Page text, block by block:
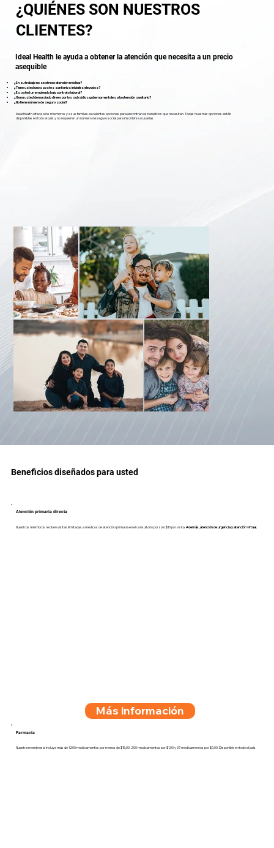
¿QUIÉNES SON NUESTROS
CLIENTES?
Ideal Health le ayuda a obtener la atención que necesita a un precio
asequible
¿En su trabajo no se ofrece atención médica?
¿Tiene usted unos costes sanitarios iniciales elevados?
¿Es usted un empleado bajo contrato laboral?
¿Gana usted demasiado dinero por los subsidios gubernamentales a la atención sanitaria?
¿No tiene número de seguro social?
Ideal Health ofrece a los miembros y a sus familias excelentes opciones para encontrar los beneficios que necesitan. Todas nuestras opciones están
disponibles en todo el país y no requieren un número de seguro social para inscribirse o usarlas.
Beneficios diseñados para usted
Atención primaria directa
Nuestros miembros reciben visitas ilimitadas a médicos de atención primaria en el consultorio por solo $10 por visita.Además, atención de urgencia y atención virtual.
Más información
Farmacia
Nuestra membresía incluye más de 1200 medicamentos por menos de $15,00. 200 medicamentos por $1,00 y 37 medicamentos por $0,00. Disponible en todo el país.